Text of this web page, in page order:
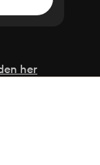
her